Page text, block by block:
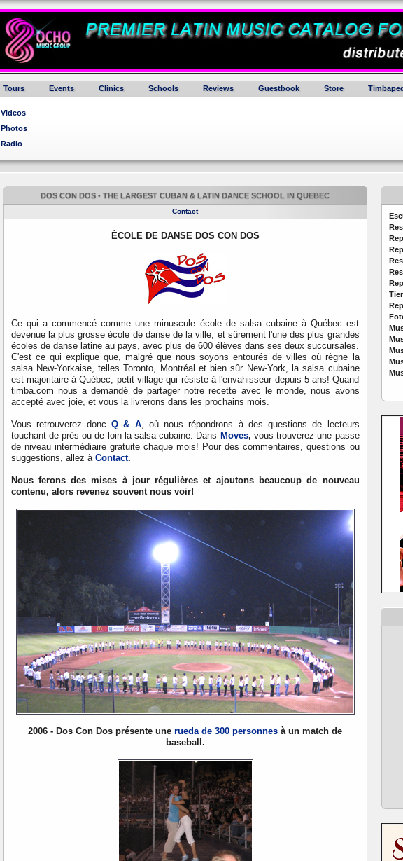
Tours Events Clinics Schools Reviews Guestbook Store
Videos
Photos
Radio
DOS CON DOS - THE LARGEST CUBAN & LATIN DANCE SCHOOL IN QUEBEC
Contact
ÉCOLE DE DANSE DOS CON DOS
Ce qui a commencé comme une minuscule école de salsa cubaine à Québec est
devenue la plus grosse école de danse de la ville, et sûrement l'une des plus grandes
écoles de danse latine au pays, avec plus de 600 élèves dans ses deux succursales.
C'est ce qui explique que, malgré que nous soyons entourés de villes où règne la
salsa New-Yorkaise, telles Toronto, Montréal et bien sûr New-York, la salsa cubaine
est majoritaire à Québec, petit village qui résiste à l'envahisseur depuis 5 ans! Quand
timba.com nous a demandé de partager notre recette avec le monde, nous avons
accepté avec joie, et vous la livrerons dans les prochains mois.
Vous retrouverez doncQ & A, où nous répondrons à des questions de lecteurs
touchant de près ou de loin la salsa cubaine. Dans Moves, vous trouverez une passe
de niveau intermédiaire gratuite chaque mois! Pour des commentaires, questions ou
suggestions, allez à Contact.
Nous ferons des mises à jour régulières et ajoutons beaucoup de nouveau
contenu, alors revenez souvent nous voir!
2006 - Dos Con Dos présente une rueda de 300 personnes à un match de
baseball.